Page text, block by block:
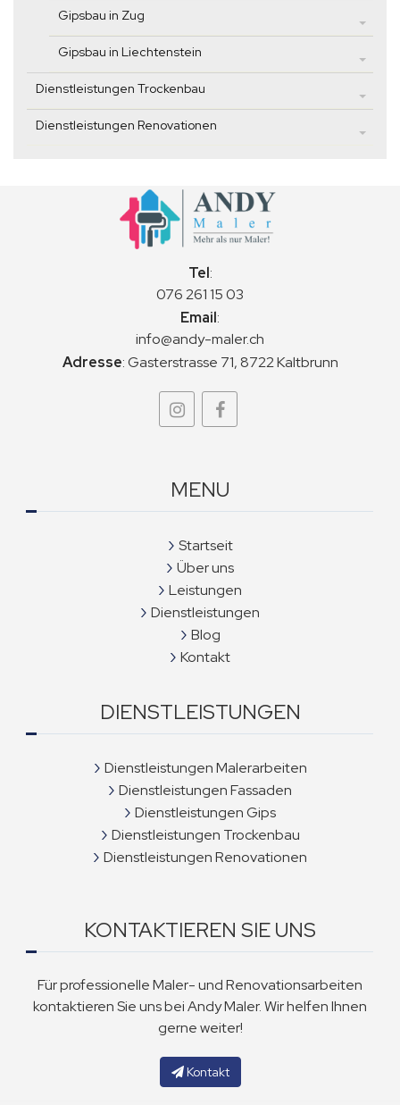
Gipsbau in Zug
Gipsbau in Liechtenstein
Dienstleistungen Trockenbau
Dienstleistungen Renovationen
Tel:
076 261 15 03
Email:
info@andy-maler.ch
Adresse:Gasterstrasse 71, 8722 Kaltbrunn
MENU
Startseit
Über uns
Leistungen
Dienstleistungen
Blog
Kontakt
DIENSTLEISTUNGEN
Dienstleistungen Malerarbeiten
Dienstleistungen Fassaden
Dienstleistungen Gips
Dienstleistungen Trockenbau
Dienstleistungen Renovationen
KONTAKTIEREN SIE UNS
Für professionelle Maler- und Renovationsarbeiten
kontaktieren Sie uns bei Andy Maler. Wir helfen Ihnen
gerne weiter!
Kontakt